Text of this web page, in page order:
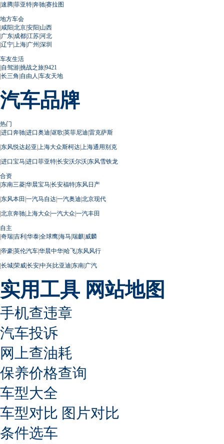
|速腾|菲亚特|奔驰|赛拉图
地方车会
|咸阳|北京|安阳|山西
|广东|成都|江苏|河北
|辽宁| 上海|广州 |深圳
车友生活
|自驾游|挑战之旅|9421
|长三角 |自由人 |车友天地
汽车品牌
热门
|进口奔驰|进口奥迪|讴歌|英菲尼迪|雷克萨斯
|东风悦达起亚| 上海大众斯柯达| 上海通用别克
|进口宝马|进口菲亚特|长安沃尔沃|东风雪铁龙
合资
|东南三菱|华晨宝马|长安福特|东风日产
|东风本田 |一汽马自达|一汽奥迪|北京现代
|北京奔驰| 上海大众|一汽大众|一汽丰田
自主
|奇瑞|吉利|华泰|全球鹰|海马|瑞麒|威麟
|帝豪|英伦汽车|华晨中华|哈飞|东风风行
|长城|荣威|长安|中兴|比亚迪|东南|广汽
实用工具 网站地图
手机查违章
汽车投诉
网上查油耗
保养价格查询
车型大全
车型对比 图片对比
条件选车